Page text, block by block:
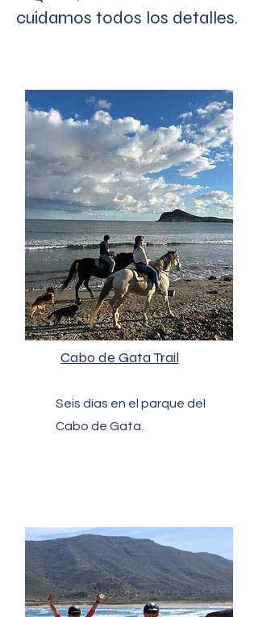
cuidamos todos los detalles.
Cabo de Gata Trail​
Seis días en el parque del
Cabo de Gata.